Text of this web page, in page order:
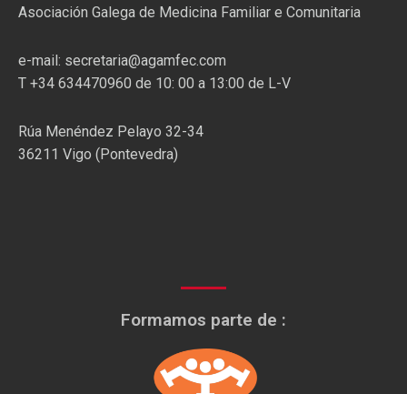
Asociación Galega de Medicina Familiar e Comunitaria
e-mail: secretaria@agamfec.com
T +34 634470960 de 10: 00 a 13:00 de L-V
Rúa Menéndez Pelayo 32-34
36211 Vigo (Pontevedra)
Formamos parte de :